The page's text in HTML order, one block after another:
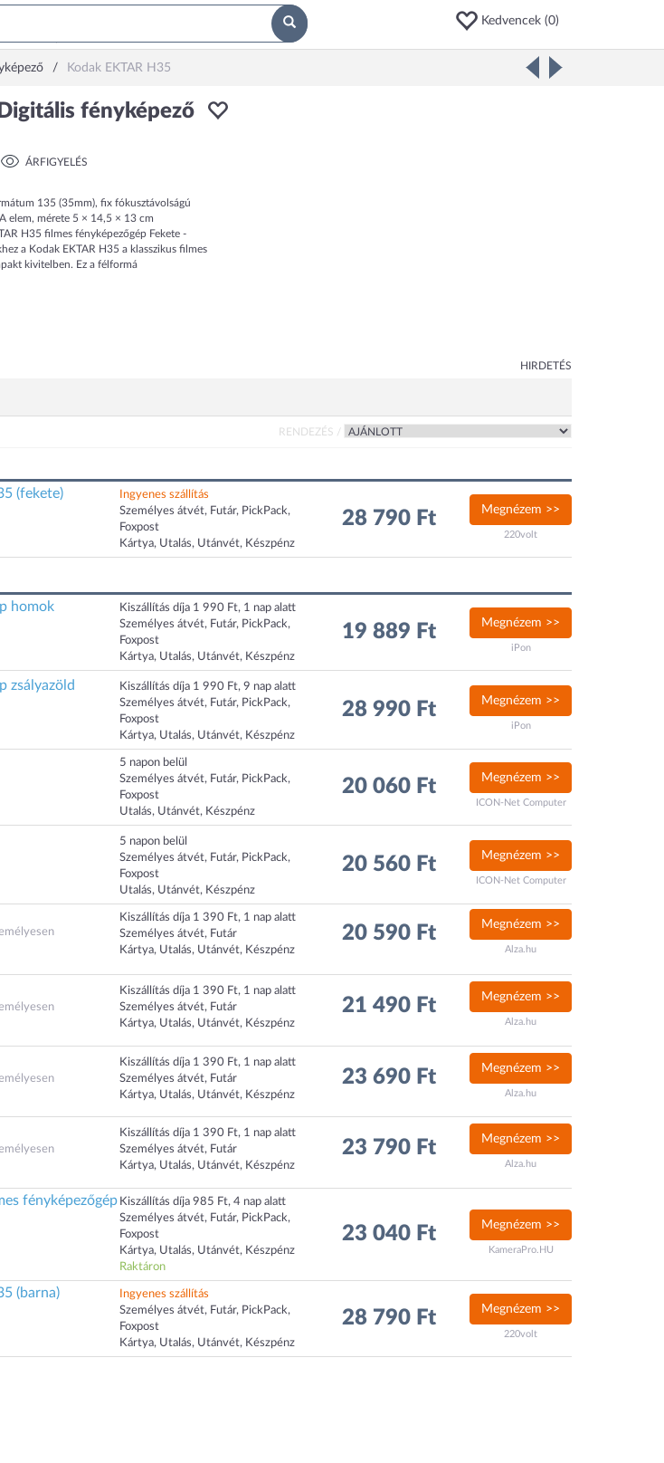
Kedvencek (0)
Kodak EKTAR H35
fényképező
ÁRFIGYELÉS
135 (35mm), fix fókusztávolságú
elem, mérete 5 × 14,5 × 13 cm
H35 filmes fényképezőgép Fekete -
a Kodak EKTAR H35 a klasszikus filmes
kivitelben. Ez a félformá
HIRDETÉS
RENDEZÉS /
(fekete)
Ingyenes szállítás
Személyes átvét, Futár, PickPack,
Foxpost
Kártya, Utalás, Utánvét, Készpénz
28 790 Ft Megnézem >>
220volt
homok
Kiszállítás díja 1 990 Ft, 1 nap alatt
Személyes átvét, Futár, PickPack,
Foxpost
Kártya, Utalás, Utánvét, Készpénz
19 889 Ft Megnézem >>
iPon
zsályazöld
Kiszállítás díja 1 990 Ft, 9 nap alatt
Személyes átvét, Futár, PickPack,
Foxpost
Kártya, Utalás, Utánvét, Készpénz
28 990 Ft Megnézem >>
iPon
5 napon belül
Személyes átvét, Futár, PickPack,
Foxpost
Utalás, Utánvét, Készpénz
20 060 Ft Megnézem >>
ICON-Net Computer
5 napon belül
Személyes átvét, Futár, PickPack,
Foxpost
Utalás, Utánvét, Készpénz
20 560 Ft Megnézem >>
ICON-Net Computer
Kiszállítás díja 1 390 Ft, 1 nap alatt
Személyes átvét, Futár
Kártya, Utalás, Utánvét, Készpénz
20 590 Ft Megnézem >>
Alza.hu
Kiszállítás díja 1 390 Ft, 1 nap alatt
Személyes átvét, Futár
Kártya, Utalás, Utánvét, Készpénz
21 490 Ft Megnézem >>
Alza.hu
Kiszállítás díja 1 390 Ft, 1 nap alatt
Személyes átvét, Futár
Kártya, Utalás, Utánvét, Készpénz
23 690 Ft Megnézem >>
Alza.hu
Kiszállítás díja 1 390 Ft, 1 nap alatt
Személyes átvét, Futár
Kártya, Utalás, Utánvét, Készpénz
23 790 Ft Megnézem >>
Alza.hu
fényképezőgép Kiszállítás díja 985 Ft, 4 nap alatt
Személyes átvét, Futár, PickPack,
Foxpost
Kártya, Utalás, Utánvét, Készpénz
Raktáron
23 040 Ft Megnézem >>
KameraPro.HU
(barna)
Ingyenes szállítás
Személyes átvét, Futár, PickPack,
Foxpost
Kártya, Utalás, Utánvét, Készpénz
28 790 Ft Megnézem >>
220volt